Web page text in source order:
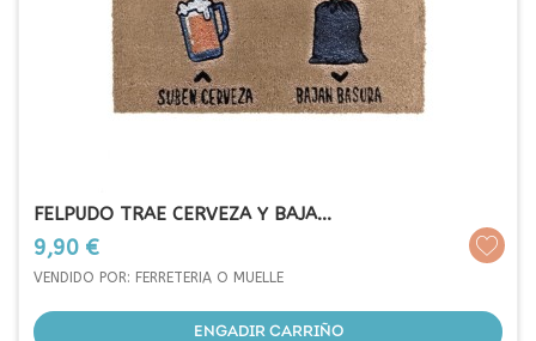
FELPUDO TRAE CERVEZA Y BAJA...
Prezo
9,90 €
VENDIDO POR: FERRETERIA O MUELLE
ENGADIR CARRIÑO